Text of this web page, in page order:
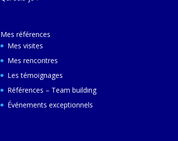
Mes références
Mes visites
Mes rencontres
Les témoignages
Références – Team building
Événements exceptionnels